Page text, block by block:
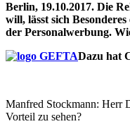
Berlin, 19.10.2017. Die
will, lässt sich
der Personalwerbung.
Dazu hat
Manfred Stockmann: Herr
Vorteil zu sehen?